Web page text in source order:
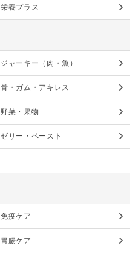
栄養プラス
ジャーキー（肉・魚）
骨・ガム・アキレス
野菜・果物
ゼリー・ペースト
免疫ケア
胃腸ケア